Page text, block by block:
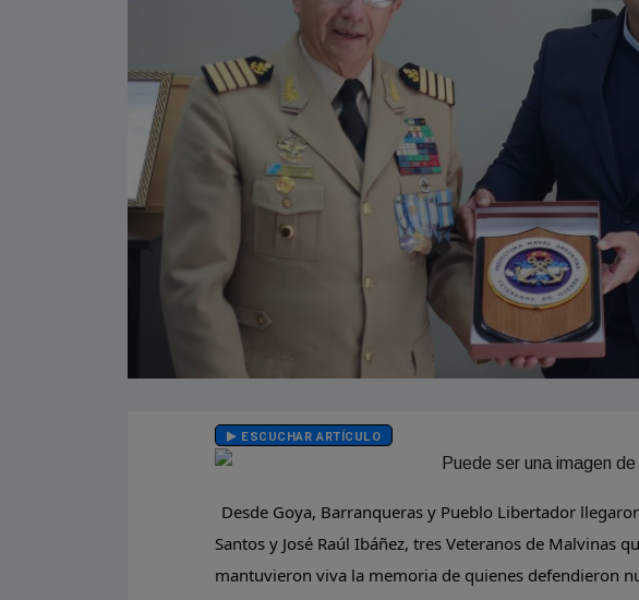
ESCUCHAR ARTÍCULO
Desde Goya, Barranqueras y Pueblo Libertador
Santos y José Raúl Ibáñez, tres Veteranos de Malvinas
mantuvieron viva la memoria de quienes defendieron